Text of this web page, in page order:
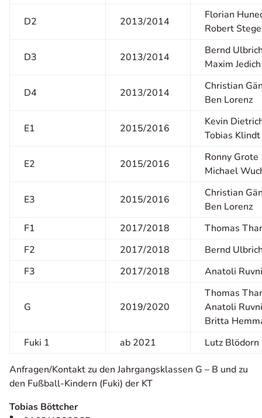
D2 2013/2014
Florian
Robert
D3 2013/2014
Bernd
Maxim Jedich
D4 2013/2014
Christian
Ben Lorenz
E1 2015/2016
Kevin
Tobias Klindt
E2 2015/2016
Ronny Grote
Michael
E3 2015/2016
Christian
Ben Lorenz
F1
2017/2018
Thomas
F2
2017/2018
Bernd
F3
2017/2018 Anatoli
G 2019/2020
Thomas
Anatoli
Britta
Fuki 1
ab 2021 Lutz Blödorn
Anfragen/Kontakt zu den Jahrgangsklassen G – B und zu
den Fußball-Kindern (Fuki) der KT
Tobias Böttcher